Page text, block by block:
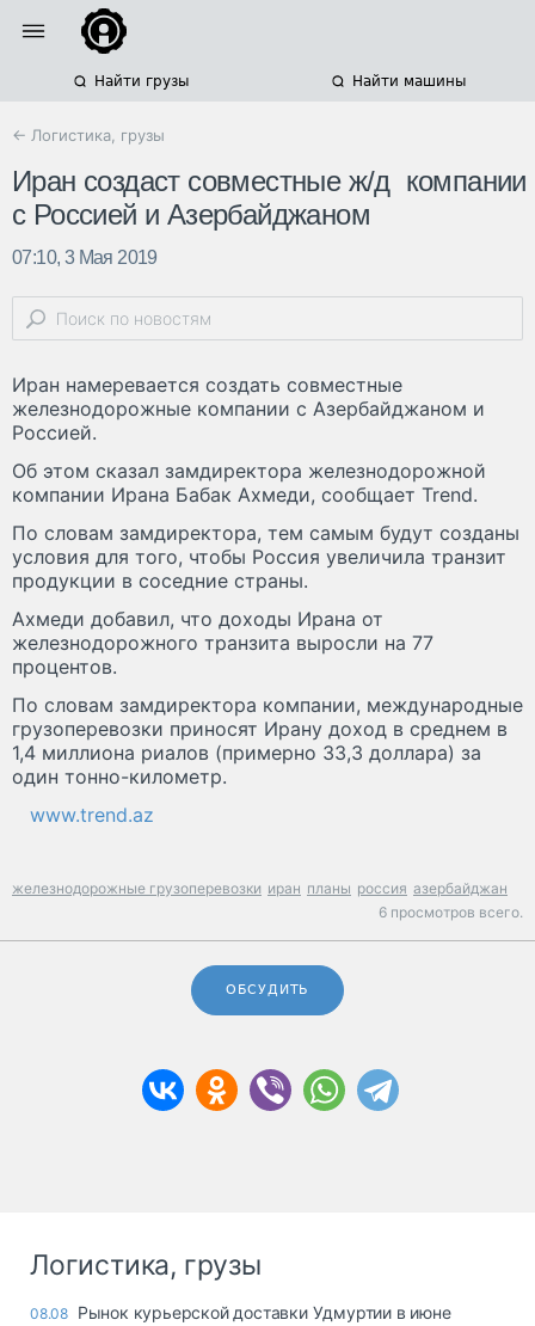
Найти грузы Найти машины
← Логистика, грузы
Иран создаст совместные ж/д компании
с Россией и Азербайджаном
07:10, 3 Мая 2019
Иран намеревается создать совместные
железнодорожные компании с Азербайджаном и
Россией.
Об этом сказал замдиректора железнодорожной
компании Ирана Бабак Ахмеди, сообщает Trend.
По словам замдиректора, тем самым будут созданы
условия для того, чтобы Россия увеличила транзит
продукции в соседние страны.
Ахмеди добавил, что доходы Ирана от
железнодорожного транзита выросли на 77
процентов.
По словам замдиректора компании, международные
грузоперевозки приносят Ирану доход в среднем в
1,4 миллиона риалов (примерно 33,3 доллара) за
один тонно-километр.
www.trend.az
железнодорожные грузоперевозки иран планы россия азербайджан
6 просмотров всего.
ОБСУДИТЬ
Логистика, грузы
08.08 Рынок курьерской доставки Удмуртии в июне